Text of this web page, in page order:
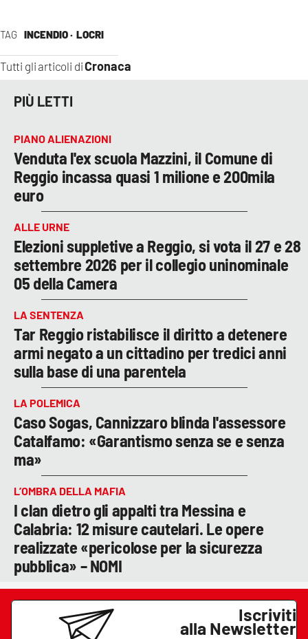
LACAPITALENEWS.IT
ANDROID
TAG INCENDIO · LOCRI
Tutti gli articoli diCronaca
PIÙ LETTI
PIANO ALIENAZIONI
Venduta l'ex scuola Mazzini, il Comune di
Reggio incassa quasi 1 milione e 200mila
euro
ALLE URNE
Elezioni suppletive a Reggio, si vota il 27 e 28
settembre 2026 per il collegio uninominale
05 della Camera
LA SENTENZA
Tar Reggio ristabilisce il diritto a detenere
armi negato a un cittadino per tredici anni
sulla base di una parentela
LA POLEMICA
Caso Sogas, Cannizzaro blinda l'assessore
Catalfamo: «Garantismo senza se e senza
ma»
L’OMBRA DELLA MAFIA
I clan dietro gli appalti tra Messina e
Calabria: 12 misure cautelari. Le opere
realizzate «pericolose per la sicurezza
pubblica» – NOMI
Iscriviti
alla Newsletter